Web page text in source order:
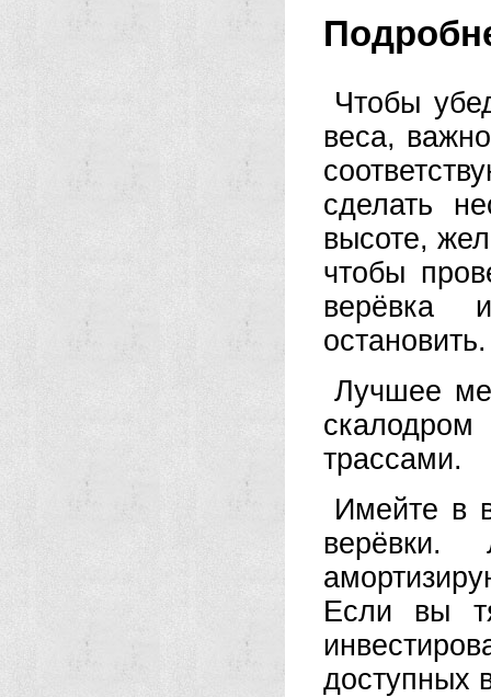
Чтобы
веса,
сделать
высоте,
чтобы
верёвка
остановить.
Лучшее
трассами.
Имейте в
Если вы
доступных